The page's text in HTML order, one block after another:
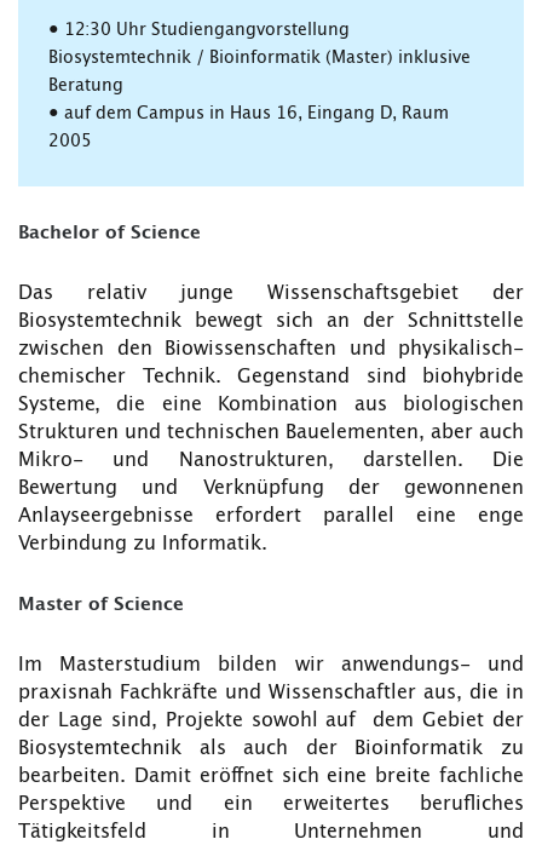
• 12:30 Uhr Studiengangvorstellung
Biosystemtechnik / Bioinformatik (Master) inklusive
Beratung
• auf dem Campus in Haus 16, Eingang D, Raum
2005
Bachelor of Science
Das relativ junge Wissenschaftsgebiet der
Biosystemtechnik bewegt sich an der Schnittstelle
zwischen den Biowissenschaften und physikalisch-
chemischer Technik. Gegenstand sind biohybride
Systeme, die eine Kombination aus biologischen
Strukturen und technischen Bauelementen, aber auch
Mikro- und Nanostrukturen, darstellen. Die
Bewertung und Verknüpfung der gewonnenen
Anlayseergebnisse erfordert parallel eine enge
Verbindung zu Informatik.
Master of Science
Im Masterstudium bilden wir anwendungs- und
praxisnah Fachkräfte und Wissenschaftler aus, die in
der Lage sind, Projekte sowohl auf dem Gebiet der
Biosystemtechnik als auch der Bioinformatik zu
bearbeiten. Damit eröffnet sich eine breite fachliche
Perspektive und ein erweitertes berufliches
Tätigkeitsfeld in Unternehmen und